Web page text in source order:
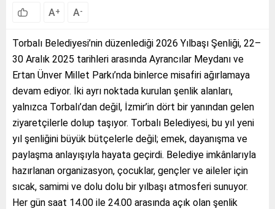
A+ A-
Torbalı Belediyesi’nin düzenlediği 2026 Yılbaşı Şenliği, 22–
30 Aralık 2025 tarihleri arasında Ayrancılar Meydanı ve
Ertan Ünver Millet Parkı’nda binlerce misafiri ağırlamaya
devam ediyor. İki ayrı noktada kurulan şenlik alanları,
yalnızca Torbalı’dan değil, İzmir’in dört bir yanından gelen
ziyaretçilerle dolup taşıyor. Torbalı Belediyesi, bu yıl yeni
yıl şenliğini büyük bütçelerle değil; emek, dayanışma ve
paylaşma anlayışıyla hayata geçirdi. Belediye imkânlarıyla
hazırlanan organizasyon, çocuklar, gençler ve aileler için
sıcak, samimi ve dolu dolu bir yılbaşı atmosferi sunuyor.
Her gün saat 14.00 ile 24.00 arasında açık olan şenlik